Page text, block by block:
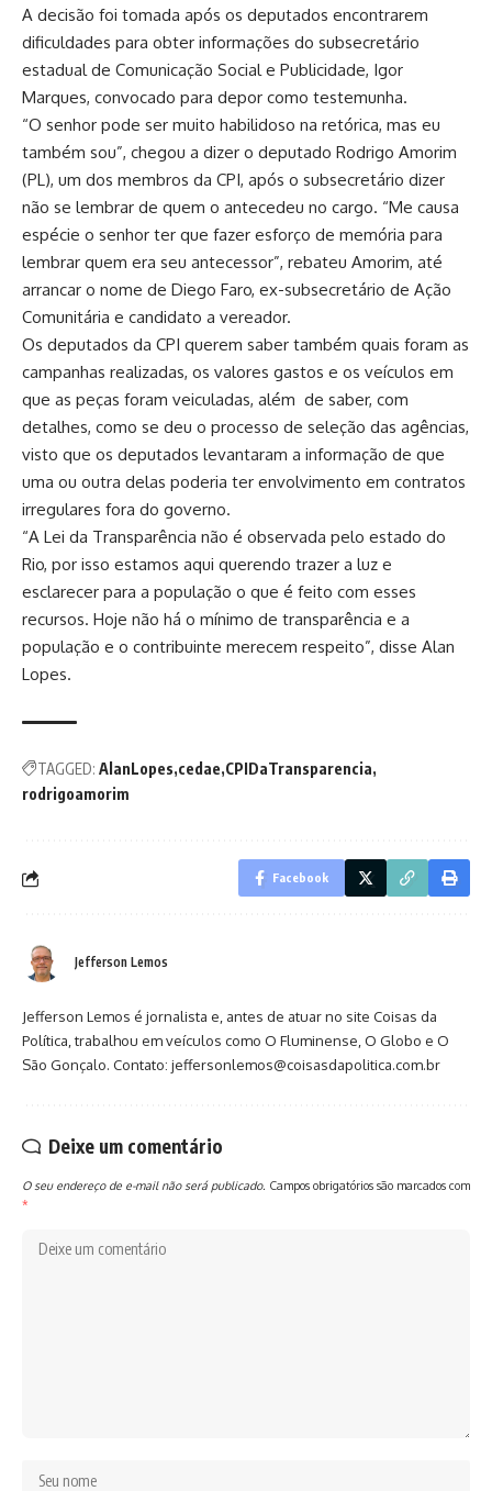
A decisão foi tomada após os deputados encontrarem
dificuldades para obter informações do subsecretário
estadual de Comunicação Social e Publicidade, Igor
Marques, convocado para depor como testemunha.
“O senhor pode ser muito habilidoso na retórica, mas eu
também sou”, chegou a dizer o deputado Rodrigo Amorim
(PL), um dos membros da CPI, após o subsecretário dizer
não se lembrar de quem o antecedeu no cargo. “Me causa
espécie o senhor ter que fazer esforço de memória para
lembrar quem era seu antecessor”, rebateu Amorim, até
arrancar o nome de Diego Faro, ex-subsecretário de Ação
Comunitária e candidato a vereador.
Os deputados da CPI querem saber também quais foram as
campanhas realizadas, os valores gastos e os veículos em
que as peças foram veiculadas, além de saber, com
detalhes, como se deu o processo de seleção das agências,
visto que os deputados levantaram a informação de que
uma ou outra delas poderia ter envolvimento em contratos
irregulares fora do governo.
“A Lei da Transparência não é observada pelo estado do
Rio, por isso estamos aqui querendo trazer a luz e
esclarecer para a população o que é feito com esses
recursos. Hoje não há o mínimo de transparência e a
população e o contribuinte merecem respeito”, disse Alan
Lopes.
TAGGED: AlanLopes cedae CPIDaTransparencia
rodrigoamorim
Facebook
Jefferson Lemos
Jefferson Lemos é jornalista e, antes de atuar no site Coisas da
Política, trabalhou em veículos como O Fluminense, O Globo e O
São Gonçalo. Contato: jeffersonlemos@coisasdapolitica.com.br
Deixe um comentário
O seu endereço de e-mail não será publicado. Campos obrigatórios são marcados com
*